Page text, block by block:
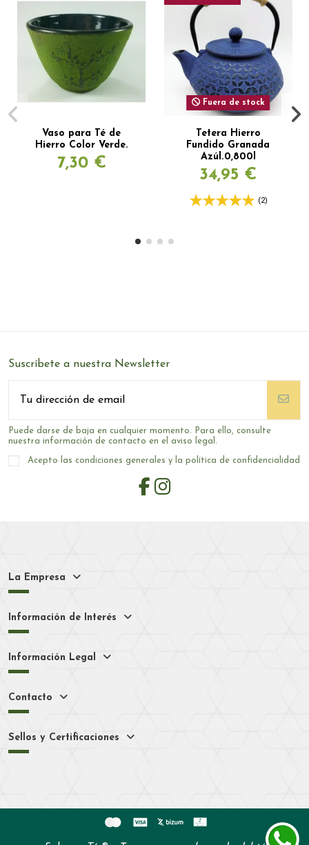
Vaso para Té de
Hierro Color Verde.
7,30 €
Fuera de stock
Tetera Hierro
Fundido Granada
Azúl.0,800l
34,95 €
(2)
Suscríbete a nuestra Newsletter
Puede darse de baja en cualquier momento. Para ello, consulte
nuestra información de contacto en el aviso legal.
Acepto las condiciones generales y la política de confidencialidad
La Empresa
Información de Interés
Información Legal
Contacto
Sellos y Certificaciones